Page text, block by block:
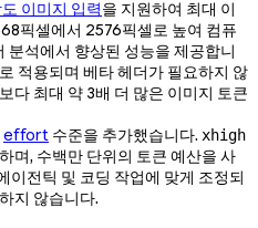
이미지 입력을 지원하여 최대 이
픽셀에서 2576픽셀로 높여 컴퓨
분석에서 향상된 성능을 제공합니
적용되며 베타 헤더가 필요하지 않
다 최대 약 3배 더 많은 이미지 토큰
effort 수준을 추가했습니다. xhigh
며, 수백만 단위의 토큰 예산을 사
이전틱 및 코딩 작업에 맞게 조정되
지 않습니다.